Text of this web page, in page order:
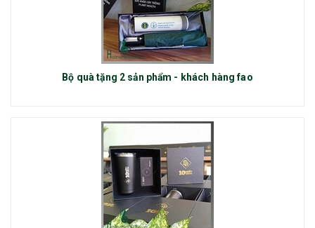
Bộ quà tặng 2 sản phẩm - khách hàng fao